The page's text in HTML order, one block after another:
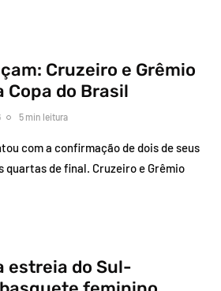
Cruzeiro e Grêmio
Copa do Brasil
5 min leitura
com a confirmação de dois de seus
quartas de final. Cruzeiro e Grêmio
estreia do Sul-